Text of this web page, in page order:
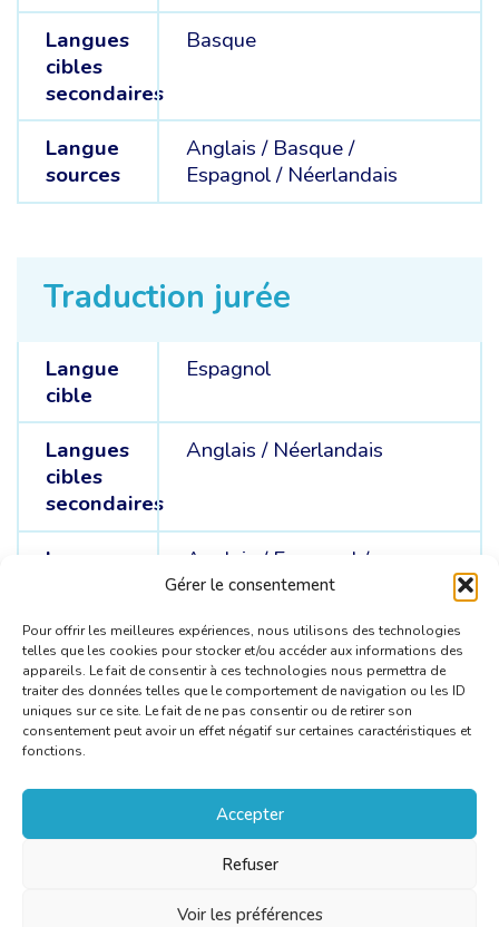
Gérer le consentement
Pour offrir les meilleures expériences, nous utilisons des technologies
telles que les cookies pour stocker et/ou accéder aux informations des
appareils. Le fait de consentir à ces technologies nous permettra de
traiter des données telles que le comportement de navigation ou les ID
uniques sur ce site. Le fait de ne pas consentir ou de retirer son
consentement peut avoir un effet négatif sur certaines caractéristiques et
fonctions.
Accepter
Refuser
Voir les préférences
Langues
cibles
secondaires
Basque
Langue
sources
Anglais / Basque /
Espagnol / Néerlandais
Traduction jurée
Langue
cible
Espagnol
Langues
cibles
secondaires
Anglais / Néerlandais
Langue
Anglais / Espagnol /
Néerlandais